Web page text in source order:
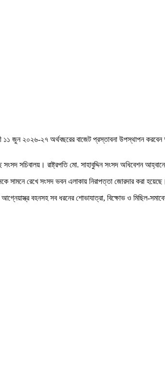
জুন ২০২৬-২৭ অর্থবছরের বাজেট প্রস্তাবনা উপস্থাপন
সচিবালয়। রাষ্ট্রপতি মো. সাহাবুদ্দিন সংসদ অধিবেশন
সামনে রেখে সংসদ ভবন এলাকায় নিরাপত্তা জোরদার করা হয়েছে।
বহনসহ সব ধরনের শোভাযাত্রা, বিক্ষোভ ও মিছিল-